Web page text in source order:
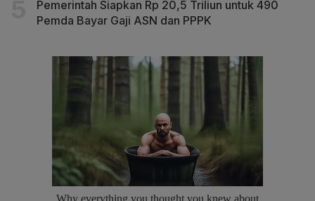
Pemerintah Siapkan Rp 20,5 Triliun untuk 490
Pemda Bayar Gaji ASN dan PPPK